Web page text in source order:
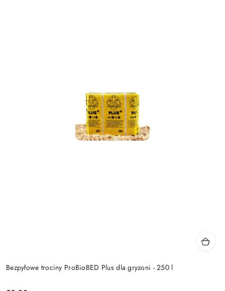
Bezpyłowe trociny ProBioBED Plus dla gryzoni - 250 l